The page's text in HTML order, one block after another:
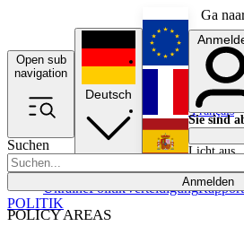
Ga
Open sub
navigation
Suchen
Anmelden
POLICY AREAS
UkrainePolitikVerteidigung
Deutsch
English
Français
Sie sind
Licht aus
POLITIK